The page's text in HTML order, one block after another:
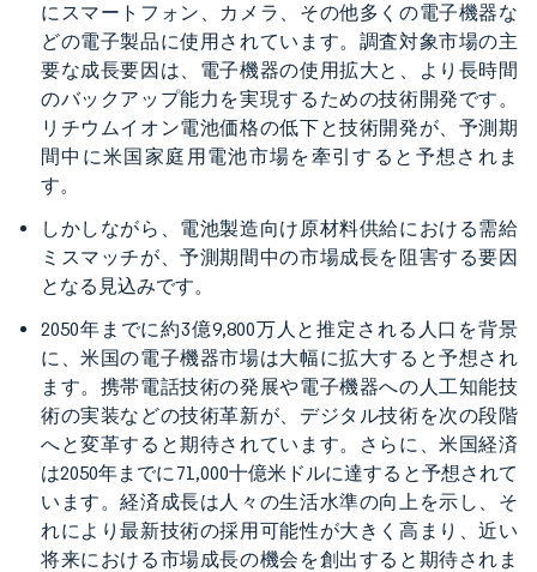
にスマートフォン、カメラ、その他多くの電子機器な
どの電子製品に使用されています。調査対象市場の主
要な成長要因は、電子機器の使用拡大と、より長時間
のバックアップ能力を実現するための技術開発です。
リチウムイオン電池価格の低下と技術開発が、予測期
間中に米国家庭用電池市場を牽引すると予想されま
す。
しかしながら、電池製造向け原材料供給における需給
ミスマッチが、予測期間中の市場成長を阻害する要因
となる見込みです。
2050年までに約3億9,800万人と推定される人口を背景
に、米国の電子機器市場は大幅に拡大すると予想され
ます。携帯電話技術の発展や電子機器への人工知能技
術の実装などの技術革新が、デジタル技術を次の段階
へと変革すると期待されています。さらに、米国経済
は2050年までに71,000十億米ドルに達すると予想されて
います。経済成長は人々の生活水準の向上を示し、そ
れにより最新技術の採用可能性が大きく高まり、近い
将来における市場成長の機会を創出すると期待されま